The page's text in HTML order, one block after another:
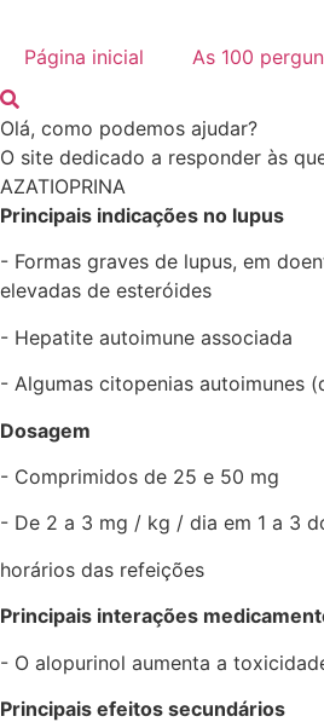
conteúdo
Página inicial As 100
Olá, como podemos ajudar?
O site dedicado a responder às
AZATIOPRINA
Principais indicações no lupus
- Formas graves de lupus, em
elevadas de esteróides
- Hepatite autoimune associada
- Algumas citopenias autoimunes
Dosagem
- Comprimidos de 25 e 50 mg
- De 2 a 3 mg / kg / dia em 1 a 3
horários das refeições
Principais interações
- O alopurinol aumenta a
Principais efeitos secundários